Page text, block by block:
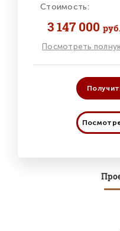
Стоимость:
3 147 000 руб.
Посмотреть